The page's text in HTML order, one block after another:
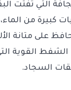
التي تفتت
كبيرة من
على متانة
الشفط القوية
السجاد.